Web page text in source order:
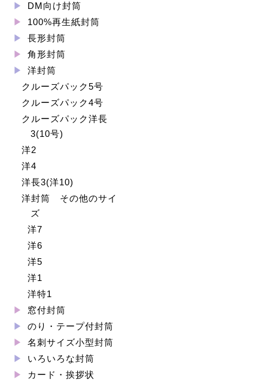
DM向け封筒
100%再生紙封筒
長形封筒
角形封筒
洋封筒
クルーズパック5号
クルーズパック4号
クルーズパック洋長
3(10号)
洋2
洋4
洋長3(洋10)
洋封筒 その他のサイ
ズ
洋7
洋6
洋5
洋1
洋特1
窓付封筒
のり・テープ付封筒
名刺サイズ小型封筒
いろいろな封筒
カード・挨拶状